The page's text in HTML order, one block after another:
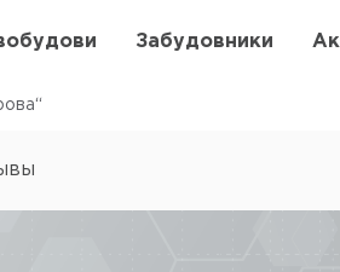
Забудовники